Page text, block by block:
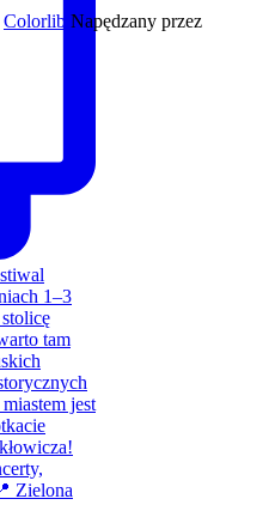
Colorlib Napędzany przez